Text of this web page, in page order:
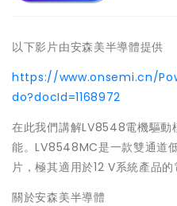
以下影片由安森美半導體提供
https://www.onsemi.cn/
do?docId=1168972
在此我們講解LV8548電機驅動
能。LV8548MC是一款雙通道
片，極其適用於12 V系統產品的
關於安森美半導體